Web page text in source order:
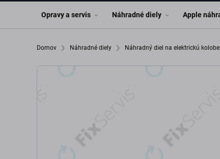
Opravy a servis Náhradné diely Apple
Domov Náhradné diely Náhradný diel na elektrickú